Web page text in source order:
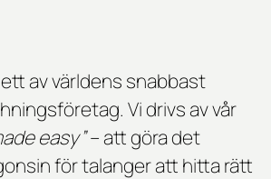
av världens snabbast
Vi drivs av vår
easy”– att göra det
för talanger att hitta rätt